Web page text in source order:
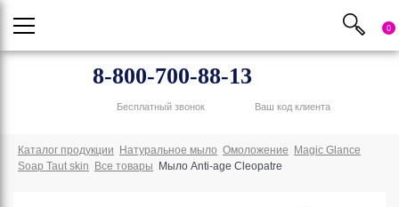
0
8-800-700-88-13
Бесплатный звонок Ваш код клиента
Каталог продукции Натуральное мыло Омоложение
Magic Glance
Soap Taut skin
Все товары Мыло Anti-age Cleopatre